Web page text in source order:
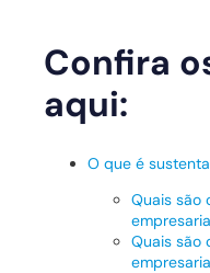
Confira
aqui:
O que é
Quais são
Quais são